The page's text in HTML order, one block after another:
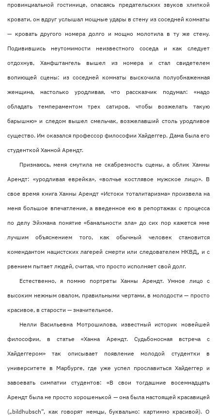
провинциальной гостинице, опасаясь предательских звуков хлипкой
кровати, он вдруг услышал мощные удары в стену из соседней комнаты
— кровать другого номера долго и мощно молотила в ту же стену.
Подивившись неутомимости неизвестного соседа и как следует
отдохнув, Ханфштангель вышел из номера и стал свидетелем
вопиющей сцены: из соседней комнаты выскочила полуобнаженная
женщина, настолько уродливая, что рассказчик подумал: «надо
обладать темпераментом трех сатиров, чтобы возжелать такую
барышню» и следом вышел смельчак, возжелавший столь уродливое
существо. Им оказался профессор философии Хайдеггер. Дама была его
студенткой Ханной Арендт.
Признаюсь, меня смутила не скабрезность сцены, а облик Ханны
Арендт: «уродливая еврейка», «волчье костлявое мужское лицо». В
свое время книга Ханны Арендт «Истоки тоталитаризма» произвела на
меня большое впечатление, а введенное ею в репортажах с процесса
по делу Эйхмана понятие «банальности зла» до сих пор кажется мне
лучшим объяснением того, как обычный человек становится
комендантом нацистских лагерей смерти или следователем НКВД, и с
рвением пытает людей, считая, что просто исполняет свой долг.
Естественно, я помню портреты Ханны Арендт. Умное лицо с
высоким нежным овалом, правильными чертами, в молодости — просто
красивое, в старости — значительное.
Нелли Васильевна Мотрошилова, известный историк новейшей
философии, в статье «Ханна Арендт. Судьбоносная встреча с
Хайдеггером» так описывает появление молодой студентки в
университете в Марбурге, где уже успел прославиться Хайдеггер и
завоевать симпатии студентов: «В свои тогдашние восемнадцать
Арендт была не просто хорошенькой — она была настоящей красавицей
(„bildhubsch”, как говорят немцы, буквально: картинно красивой). О